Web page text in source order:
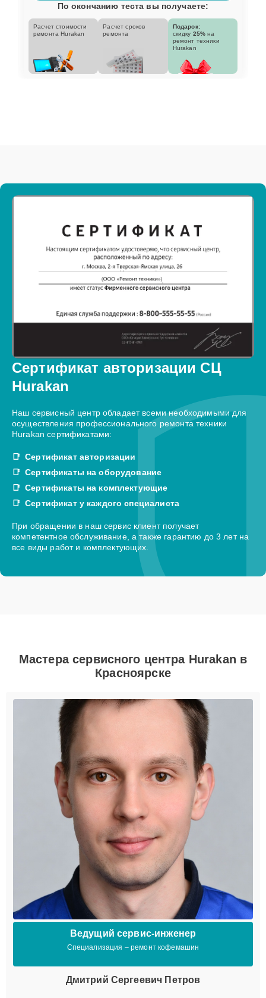
По окончанию теста вы получаете:
Расчет стоимости
ремонта Hurakan
Расчет сроков
ремонта
Подарок:
скидку 25% на
ремонт техники
Hurakan
Сертификат авторизации СЦ
Hurakan
Наш сервисный центр обладает всеми необходимыми для
осуществления профессионального ремонта техники
Hurakan сертификатами:
Сертификат авторизации
Сертификаты на оборудование
Сертификаты на комплектующие
Сертификат у каждого специалиста
При обращении в наш сервис клиент получает
компетентное обслуживание, а также гарантию до 3 лет на
все виды работ и комплектующих.
Мастера сервисного центра Hurakan в
Красноярске
Ведущий сервис-инженер
Специализация – ремонт кофемашин
Дмитрий Сергеевич Петров